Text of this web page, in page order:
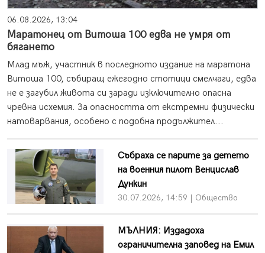
06.08.2026, 13:04
Маратонец от Витоша 100 едва не умря от
бягането
Млад мъж, участник в последното издание на маратона
Витоша 100, събиращ ежегодно стотици смелчаги, едва
не е загубил живота си заради изключително опасна
чревна исхемия. За опасността от екстремни физически
натоварвания, особено с подобна продължител...
Събраха се парите за детето
на военния пилот Венцислав
Дункин
30.07.2026, 14:59 | Общество
МЪЛНИЯ: Издадоха
ограничителна заповед на Емил